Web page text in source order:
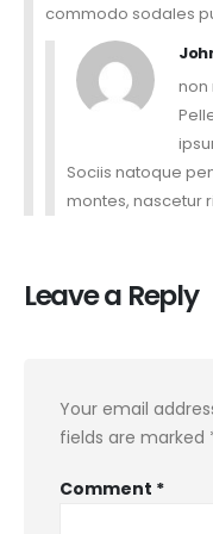
commodo sodales
non
Sociis natoque
montes, nascetur
Leave a Reply
Your email
fields are marked
Comment *